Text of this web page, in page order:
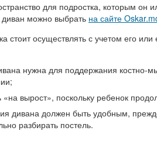
для подростка, которым он
можно выбрать на сайте
стоит осуществлять с учетом его
нужна для поддержания костно-
вырост», поскольку ребенок
дивана должен быть удобным,
разбирать постель.